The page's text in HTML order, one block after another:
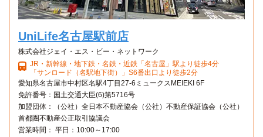
UniLife名古屋駅前店
株式会社ジェイ・エス・ビー・ネットワーク
JR・新幹線・地下鉄・名鉄・近鉄「名古屋」駅より徒歩4分
「サンロード（名駅地下街）」S6番出口より徒歩2分
愛知県名古屋市中村区名駅4丁目27-6ミュークスMEIEKI 6F
免許番号：国土交通大臣(6)第5716号
加盟団体：（公社）全日本不動産協会（公社）不動産保証協会（公社）
首都圏不動産公正取引協議会
営業時間： 平日：10:00～17:00